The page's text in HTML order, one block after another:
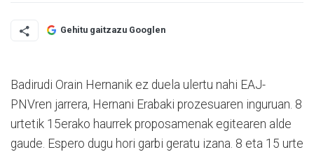
Gehitu gaitzazu Googlen
Badirudi Orain Hernanik ez duela ulertu nahi EAJ-
PNVren jarrera, Hernani Erabaki prozesuaren inguruan. 8
urtetik 15erako haurrek proposamenak egitearen alde
gaude. Espero dugu hori garbi geratu izana. 8 eta 15 urte